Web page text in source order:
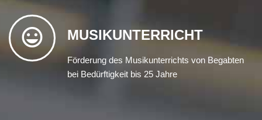
MUSIKUNTERRICHT
Förderung des Musikunterrichts von Begabten
bei Bedürftigkeit bis 25 Jahre